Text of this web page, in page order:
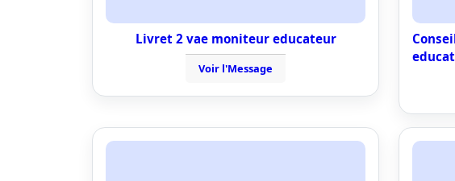
Livret 2 vae moniteur educateur
Voir l'Message